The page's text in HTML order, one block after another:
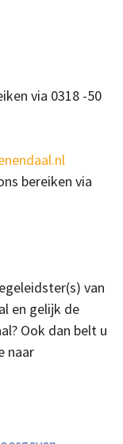
via 0318 -50
bereiken via
van
en gelijk de
Ook dan belt u
naar